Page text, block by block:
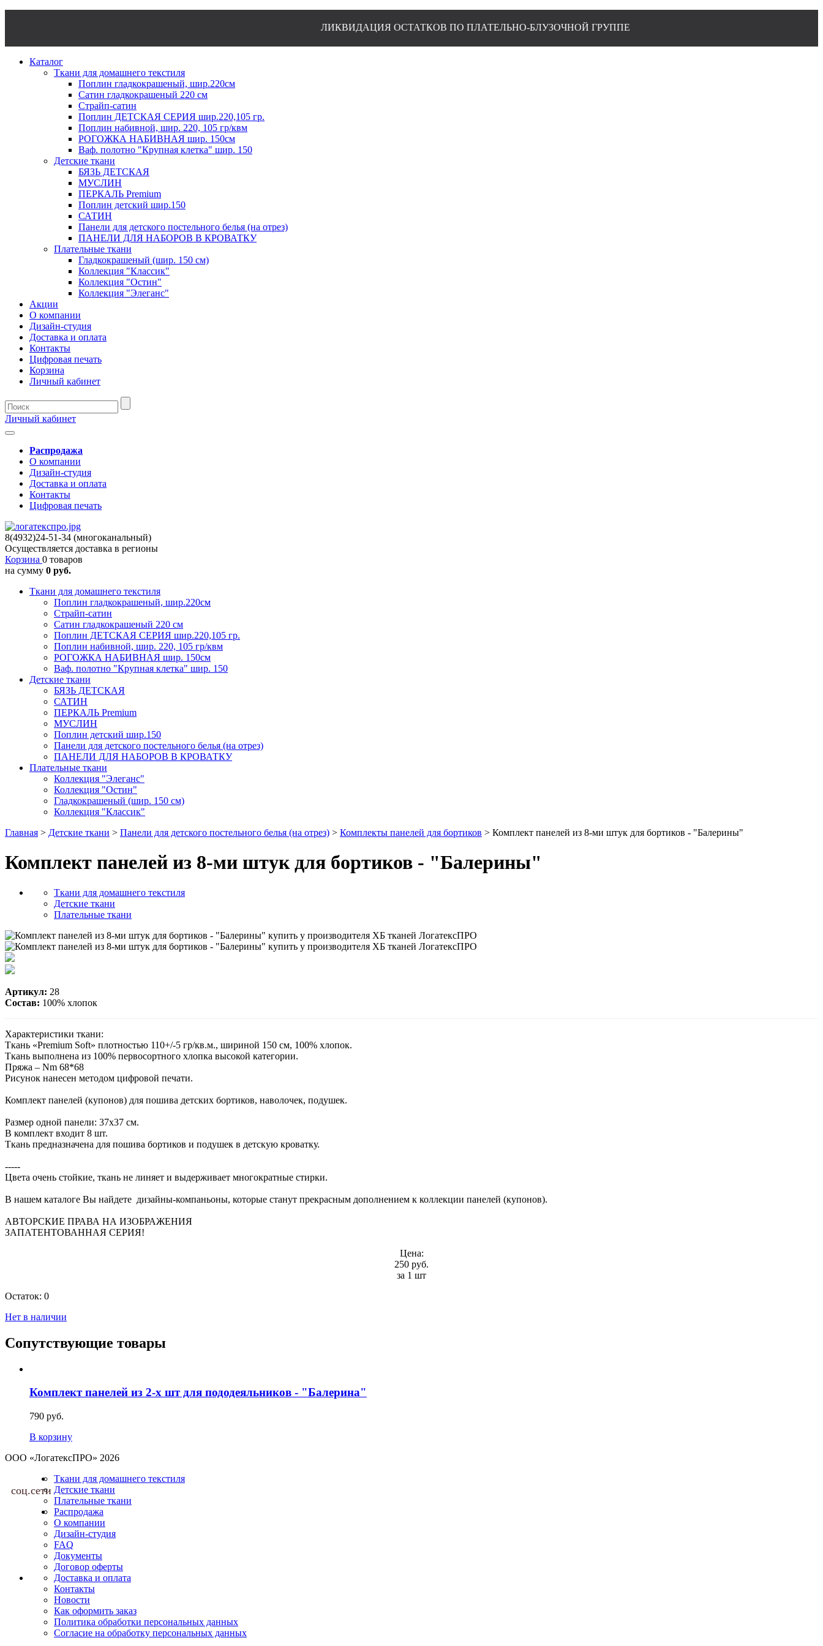
ЛИКВИДАЦИЯ ОСТАТКОВ ПО ПЛАТЕЛЬНО-БЛУЗОЧНОЙ ГРУППЕ
Каталог
Ткани для домашнего текстиля
Поплин гладкокрашеный, шир.220см
Сатин гладкокрашеный 220 см
Страйп-сатин
Поплин ДЕТСКАЯ СЕРИЯ шир.220,105 гр.
Поплин набивной, шир. 220, 105 гр/квм
РОГОЖКА НАБИВНАЯ шир. 150см
Ваф. полотно "Крупная клетка" шир. 150
Детские ткани
БЯЗЬ ДЕТСКАЯ
МУСЛИН
ПЕРКАЛЬ Premium
Поплин детский шир.150
САТИН
Панели для детского постельного белья (на отрез)
ПАНЕЛИ ДЛЯ НАБОРОВ В КРОВАТКУ
Плательные ткани
Гладкокрашеный (шир. 150 см)
Коллекция "Классик"
Коллекция "Остин"
Коллекция "Элеганс"
Акции
О компании
Дизайн-студия
Доставка и оплата
Контакты
Цифровая печать
Корзина
Личный кабинет
Личный кабинет
Распродажа
О компании
Дизайн-студия
Доставка и оплата
Контакты
Цифровая печать
8(4932)24-51-34 (многоканальный)
Осуществляется доставка в регионы
Корзина 0 товаров
на сумму 0 руб.
Ткани для домашнего текстиля
Поплин гладкокрашеный, шир.220см
Страйп-сатин
Сатин гладкокрашеный 220 см
Поплин ДЕТСКАЯ СЕРИЯ шир.220,105 гр.
Поплин набивной, шир. 220, 105 гр/квм
РОГОЖКА НАБИВНАЯ шир. 150см
Ваф. полотно "Крупная клетка" шир. 150
Детские ткани
БЯЗЬ ДЕТСКАЯ
САТИН
ПЕРКАЛЬ Premium
МУСЛИН
Поплин детский шир.150
Панели для детского постельного белья (на отрез)
ПАНЕЛИ ДЛЯ НАБОРОВ В КРОВАТКУ
Плательные ткани
Коллекция "Элеганс"
Коллекция "Остин"
Гладкокрашеный (шир. 150 см)
Коллекция "Классик"
Главная > Детские ткани > Панели для детского постельного белья (на отрез) > Комплекты панелей для бортиков > Комплект панелей из 8-ми штук для бортиков - "Балерины"
Комплект панелей из 8-ми штук для бортиков - "Балерины"
Ткани для домашнего текстиля
Детские ткани
Плательные ткани
Артикул: 28
Состав: 100% хлопок
Характеристики ткани:
Ткань «Premium Soft» плотностью 110+/-5 гр/кв.м., шириной 150 см, 100% хлопок.
Ткань выполнена из 100% первосортного хлопка высокой категории.
Пряжа – Nm 68*68
Рисунок нанесен методом цифровой печати.
Комплект панелей (купонов) для пошива детских бортиков, наволочек, подушек.
Размер одной панели: 37х37 см.
В комплект входит 8 шт.
Ткань предназначена для пошива бортиков и подушек в детскую кроватку.
-----
Цвета очень стойкие, ткань не линяет и выдерживает многократные стирки.
В нашем каталоге Вы найдете дизайны-компаньоны, которые станут прекрасным дополнением к коллекции панелей (купонов).
АВТОРСКИЕ ПРАВА НА ИЗОБРАЖЕНИЯ
ЗАПАТЕНТОВАННАЯ СЕРИЯ!
Цена:
250 руб.
за 1 шт
Остаток: 0
Нет в наличии
Сопутствующие товары
Комплект панелей из 2-х шт для пододеяльников - "Балерина"
790 руб.
В корзину
ООО «ЛогатексПРО» 2026
соц.сети
Ткани для домашнего текстиля
Детские ткани
Плательные ткани
Распродажа
О компании
Дизайн-студия
FAQ
Документы
Договор оферты
Доставка и оплата
Контакты
Новости
Как оформить заказ
Политика обработки персональных данных
Согласие на обработку персональных данных